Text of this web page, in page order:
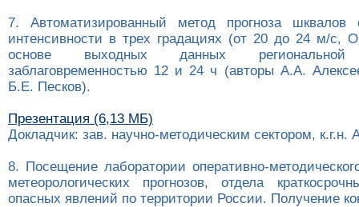
7. Автоматизированный метод прогноза шквалов
интенсивности в трех градациях (от 20 до 24 м/с,
основе выходных данных
заблаговременностью 12 и 24 ч (авторы А.А.
Б.Е. Песков).
Презентация (6,13 МБ)
Докладчик: зав. научно-методическим сектором, к.г.н.
8. Посещение лаборатории оперативно-
метеорологических прогнозов, отдела
опасных явлений по территории России. Получение